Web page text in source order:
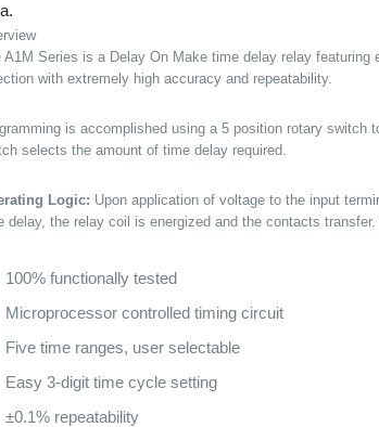
A1M Series is a Delay On Make time delay relay
with extremely high accuracy and repeatability.
is accomplished using a 5 position rotary switch
selects the amount of time delay required.
Logic: Upon application of voltage to the input
delay, the relay coil is energized and the contacts
100% functionally tested
Microprocessor controlled timing circuit
Five time ranges, user selectable
Easy 3-digit time cycle setting
±0.1% repeatability